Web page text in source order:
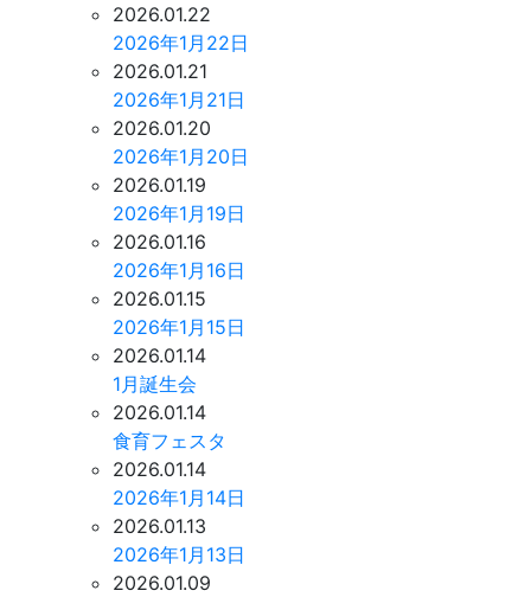
2026.01.22
2026年1月22日
2026.01.21
2026年1月21日
2026.01.20
2026年1月20日
2026.01.19
2026年1月19日
2026.01.16
2026年1月16日
2026.01.15
2026年1月15日
2026.01.14
1月誕生会
2026.01.14
食育フェスタ
2026.01.14
2026年1月14日
2026.01.13
2026年1月13日
2026.01.09